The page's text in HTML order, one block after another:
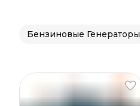
Бензиновые Генераторы